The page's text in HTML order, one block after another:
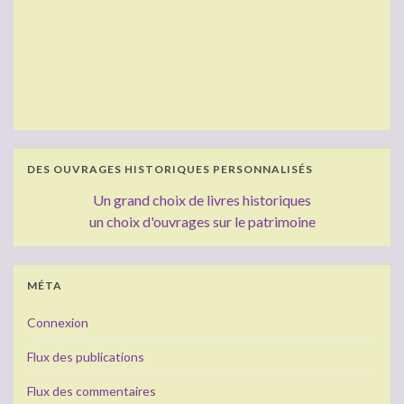
DES OUVRAGES HISTORIQUES PERSONNALISÉS
Un grand choix de livres historiques
un choix d'ouvrages sur le patrimoine
MÉTA
Connexion
Flux des publications
Flux des commentaires